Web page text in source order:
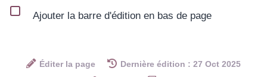
Ajouter la barre d'édition en bas de page
Éditer la page Dernière édition : 27 Oct 2025